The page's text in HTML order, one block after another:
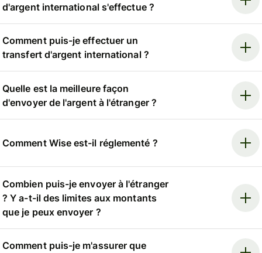
d'argent international s'effectue ?
Comment puis-je effectuer un
transfert d'argent international ?
Quelle est la meilleure façon
d'envoyer de l'argent à l'étranger ?
Comment Wise est-il réglementé ?
Combien puis-je envoyer à l'étranger
? Y a-t-il des limites aux montants
que je peux envoyer ?
Comment puis-je m'assurer que